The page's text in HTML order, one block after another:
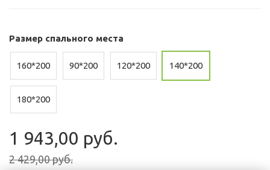
Размер спального места
160*200 90*200 120*200 140*200
180*200
1 943,00 руб.
2 429,00 руб.